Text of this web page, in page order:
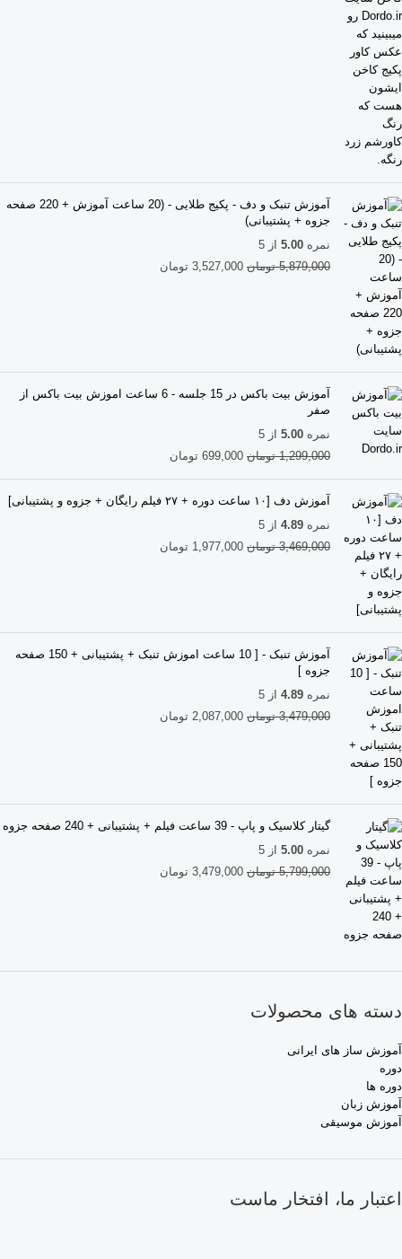
آموزش تنبک و دف - پکیج طلایی - (20 ساعت آموزش + 220 صفحه
جزوه + پشتیبانی)
نمره 5.00 از 5
5,879,000 تومان 3,527,000 تومان
آموزش بیت باکس در 15 جلسه - 6 ساعت اموزش بیت باکس از
صفر
نمره 5.00 از 5
1,299,000 تومان 699,000 تومان
آموزش دف [۱۰ ساعت دوره + ۲۷ فیلم رایگان + جزوه و پشتیبانی]
نمره 4.89 از 5
3,469,000 تومان 1,977,000 تومان
آموزش تنبک - [ 10 ساعت اموزش تنبک + پشتیبانی + 150 صفحه
جزوه ]
نمره 4.89 از 5
3,479,000 تومان 2,087,000 تومان
گیتار کلاسیک و پاپ - 39 ساعت فیلم + پشتیبانی + 240 صفحه جزوه
نمره 5.00 از 5
5,799,000 تومان 3,479,000 تومان
دسته های محصولات
آموزش ساز های ایرانی
دوره
دوره ها
آموزش زبان
آموزش موسیقی
اعتبار ما، افتخار ماست